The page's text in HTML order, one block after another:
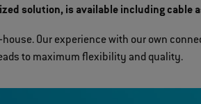
solution, is available including cable
Our experience with our own
to maximum flexibility and quality.